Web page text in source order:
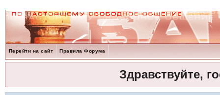
Перейти на сайт Правила Форума
Здравствуйте,